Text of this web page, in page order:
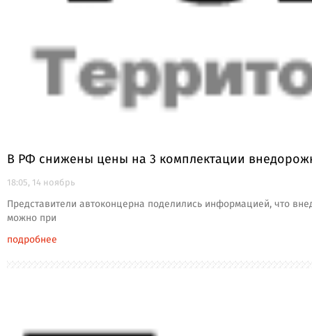
В РФ снижены цены на 3 комплектации
18:05, 14 ноябрь
Представители автоконцерна поделились информацией, что
можно при
подробнее